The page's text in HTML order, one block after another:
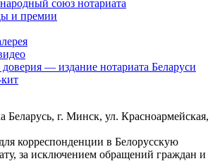
союз нотариата
и премии
доверия — издание нотариата Беларуси
Беларусь, г. Минск, ул. Красноармейская,
корреспонденции в Белорусскую
за исключением обращений граждан и